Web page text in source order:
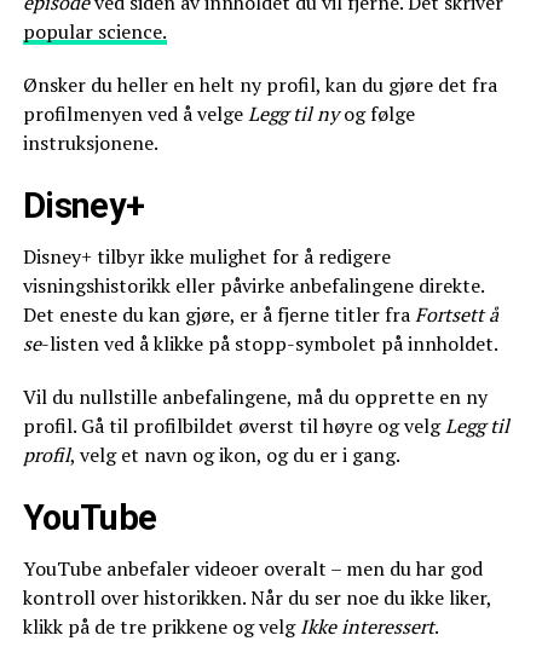
popular science.
Ønsker du heller en helt ny profil, kan du gjøre det fra
profilmenyen ved å velgeLegg til nyog følge
instruksjonene.
Disney+
Disney+ tilbyr ikke mulighet for å redigere
visningshistorikk eller påvirke anbefalingene direkte.
Det eneste du kan gjøre, er å fjerne titler fraFortsett å
se-listen ved å klikke på stopp-symbolet på innholdet.
Vil du nullstille anbefalingene, må du opprette en ny
profil. Gå til profilbildet øverst til høyre og velgLegg til
profil, velg et navn og ikon, og du er i gang.
YouTube
YouTube anbefaler videoer overalt – men du har god
kontroll over historikken. Når du ser noe du ikke liker,
klikk på de tre prikkene og velgIkke interessert.